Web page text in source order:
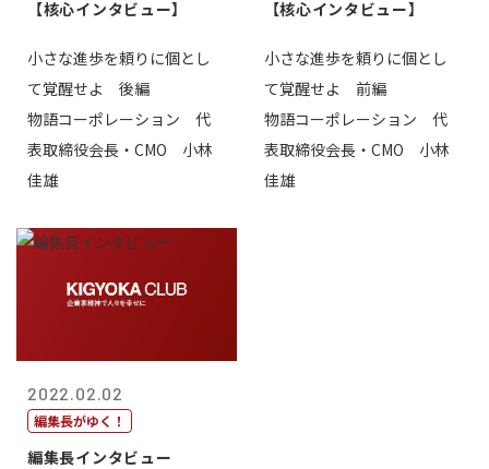
【核心インタビュー】
小さな進歩を頼りに個とし
て覚醒せよ 後編
物語コーポレーション 代
表取締役会長・CMO 小林
佳雄
【核心インタビュー】
小さな進歩を頼りに個とし
て覚醒せよ 前編
物語コーポレーション 代
表取締役会長・CMO 小林
佳雄
2022.02.02
編集長がゆく！
編集長インタビュー